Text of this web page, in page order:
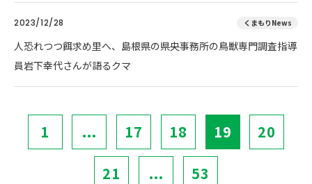
2023/12/28 くまもりNews
人恐れつつ餌求め里へ、島根県の県央事務所の鳥獣専門調査指導
員岩下幸代さんが語るクマ
1 ... 17 18 19 20
21 ... 53